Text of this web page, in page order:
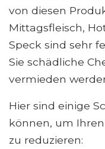
von diesen
Mittagsfleisch,
Speck sind sehr
Sie schädliche
vermieden
Hier sind einige
können, um
zu reduzieren: